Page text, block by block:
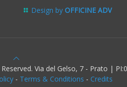
Design by OFFICINE ADV
Via del Gelso, 7 - Prato |
- Terms & Conditions - Credits